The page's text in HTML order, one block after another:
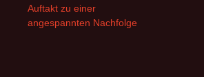
Auftakt zu einer
angespannten Nachfolge